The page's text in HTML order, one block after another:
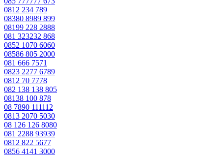
0812 234 789
08380 8989 899
08199 228 2888
081 323232 868
0852 1070 6060
08586 805 2000
081 666 7571
0823 2277 6789
0812 70 7778
082 138 138 805
08138 100 878
08 7890 111112
0813 2070 5030
08 126 126 8080
081 2288 93939
0812 822 5677
0856 4141 3000